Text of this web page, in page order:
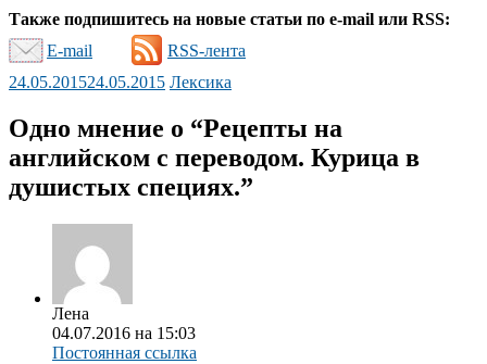
Также подпишитесь на новые статьи по e-mail или RSS:
E-mail
RSS-лента
24.05.201524.05.2015 Лексика
Одно мнение о “Рецепты на
английском с переводом. Курица в
душистых специях.”
Лена
04.07.2016 на 15:03
Постоянная ссылка